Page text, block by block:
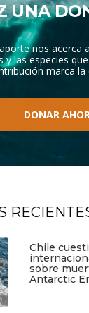
UNA
nos acerca
y las especies
marca la
DONAR
Chile
sobre
Antarctic